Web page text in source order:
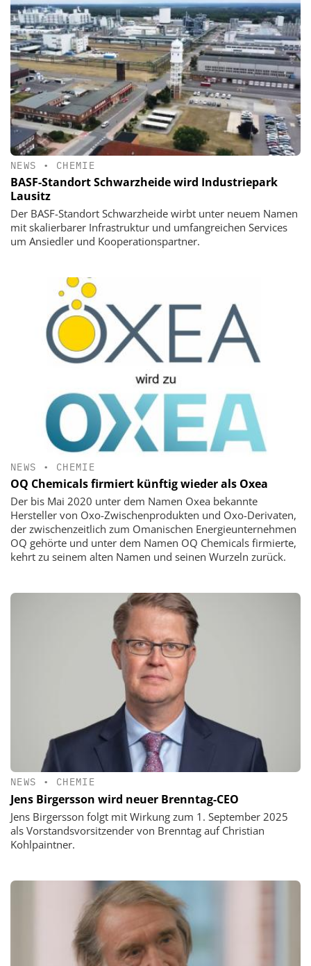
NEWS • CHEMIE
BASF-Standort Schwarzheide wird Industriepark
Lausitz
Der BASF-Standort Schwarzheide wirbt unter neuem Namen
mit skalierbarer Infrastruktur und umfangreichen Services
um Ansiedler und Kooperationspartner.
NEWS • CHEMIE
OQ Chemicals firmiert künftig wieder als Oxea
Der bis Mai 2020 unter dem Namen Oxea bekannte
Hersteller von Oxo-Zwischenprodukten und Oxo-Derivaten,
der zwischenzeitlich zum Omanischen Energieunternehmen
OQ gehörte und unter dem Namen OQ Chemicals firmierte,
kehrt zu seinem alten Namen und seinen Wurzeln zurück.
NEWS • CHEMIE
Jens Birgersson wird neuer Brenntag-CEO
Jens Birgersson folgt mit Wirkung zum 1. September 2025
als Vorstandsvorsitzender von Brenntag auf Christian
Kohlpaintner.